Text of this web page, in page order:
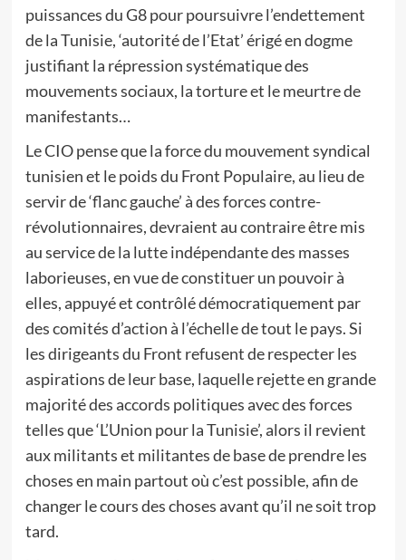
puissances du G8 pour poursuivre l’endettement
de la Tunisie, ‘autorité de l’Etat’ érigé en dogme
justifiant la répression systématique des
mouvements sociaux, la torture et le meurtre de
manifestants…
Le CIO pense que la force du mouvement syndical
tunisien et le poids du Front Populaire, au lieu de
servir de ‘flanc gauche’ à des forces contre-
révolutionnaires, devraient au contraire être mis
au service de la lutte indépendante des masses
laborieuses, en vue de constituer un pouvoir à
elles, appuyé et contrôlé démocratiquement par
des comités d’action à l’échelle de tout le pays. Si
les dirigeants du Front refusent de respecter les
aspirations de leur base, laquelle rejette en grande
majorité des accords politiques avec des forces
telles que ‘L’Union pour la Tunisie’, alors il revient
aux militants et militantes de base de prendre les
choses en main partout où c’est possible, afin de
changer le cours des choses avant qu’il ne soit trop
tard.